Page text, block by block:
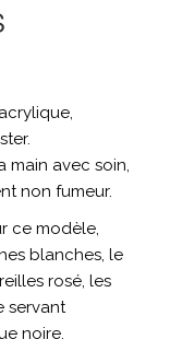
main avec soin,
non fumeur.
ce modèle,
blanches, le
rosé, les
servant
noire.